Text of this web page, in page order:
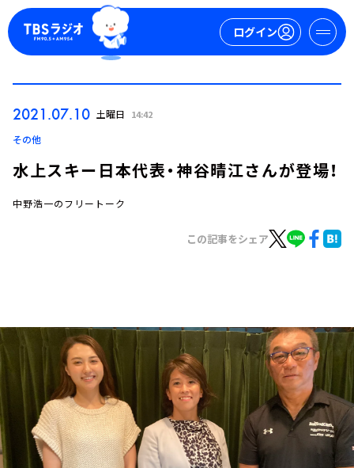
ログイン
トピックス
TBS Podcast
お知らせ
イベント・グッズ
YouTube
会社情報
2021.07.10 土曜日 14:42
その他
水上スキー日本代表・神谷晴江さんが登場！
中野浩一のフリートーク
この記事をシェア